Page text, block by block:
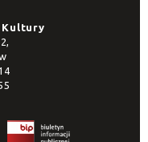
Kultury